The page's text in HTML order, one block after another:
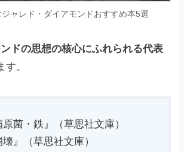
ャレド・ダイアモンドおすすめ本5選
ドの思想の核心にふれられる代表
す。
原菌・鉄』（草思社文庫）
壊』（草思社文庫）